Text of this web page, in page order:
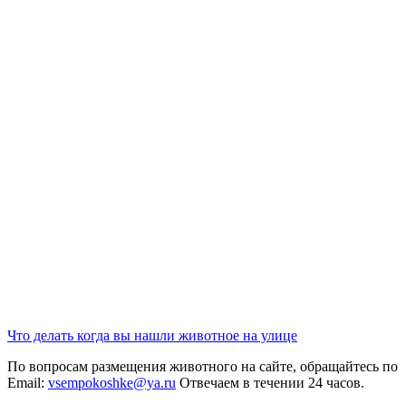
Что делать когда вы нашли животное на улице
По вопросам размещения животного на сайте, обращайтесь по
Email: vsempokoshke@ya.ru Отвечаем в течении 24 часов.